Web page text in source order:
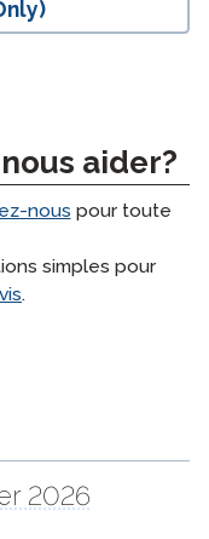
aider?
nous pour toute
simples pour
.
2026